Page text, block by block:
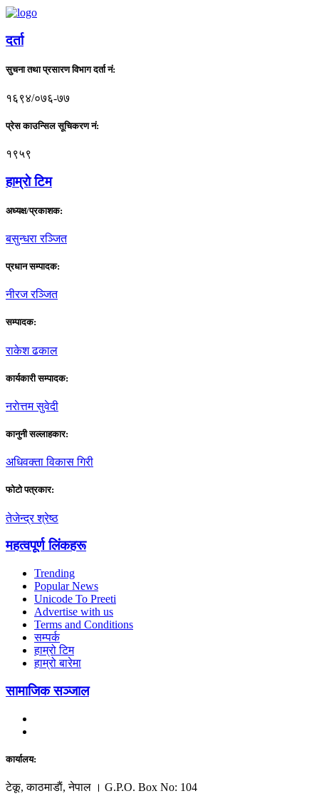
दर्ता
सुचना तथा प्रसारण विभाग दर्ता नं:
१६९४/०७६-७७
प्रेस काउन्सिल सूचिकरण नं:
१९५९
हाम्राे टिम
अध्यक्ष/प्रकाशक:
बसुन्धरा रञ्जित
प्रधान सम्पादक:
नीरज रञ्जित
सम्पादक:
राकेश ढकाल
कार्यकारी सम्पादक:
नराेत्तम सुवेदी
कानुनी सल्लाहकार:
अधिवक्ता विकास गिरी
फाेटाे पत्रकार:
तेजेन्द्र श्रेष्ठ
महत्वपूर्ण लिंकहरू
Trending
Popular News
Unicode To Preeti
Advertise with us
Terms and Conditions
सम्पर्क
हाम्रो टिम
हाम्रो बारेमा
सामाजिक सञ्जाल
कार्यालय:
टेकू, काठमाडाैं, नेपाल । G.P.O. Box No: 104